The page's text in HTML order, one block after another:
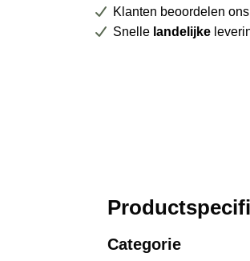
Klanten beoordelen
Snelle landelijke
Categorie